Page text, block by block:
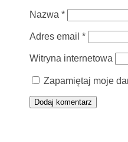
Nazwa *
Adres email *
Witryna internetowa
Zapamiętaj moje